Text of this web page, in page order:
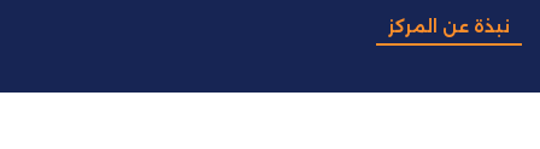
نبذة عن المركز